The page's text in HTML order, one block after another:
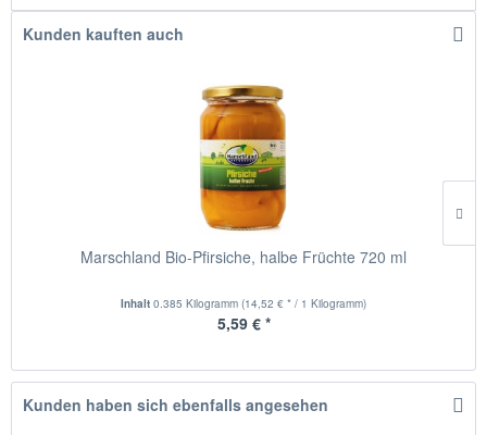
Kunden kauften auch
Marschland Bio-Pfirsiche, halbe Früchte 720 ml
Inhalt 0.385 Kilogramm (14,52 € * / 1 Kilogramm)
5,59 € *
Kunden haben sich ebenfalls angesehen